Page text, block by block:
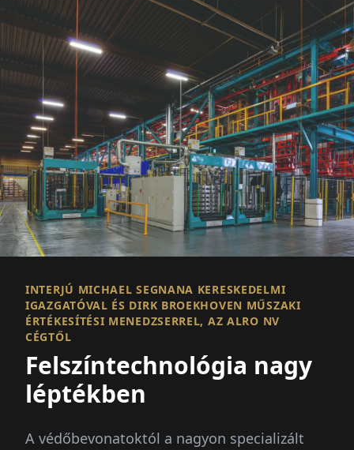
INTERJÚ MICHAEL SEGNANA KERESKEDELMI
IGAZGATÓVAL ÉS DIRK BROEKHOVEN MŰSZAKI
ÉRTÉKESÍTÉSI MENEDZSERREL, AZ ALRO NV
CÉGTŐL
Felszíntechnológia nagy
léptékben
A védőbevonatoktól a nagyon specializált